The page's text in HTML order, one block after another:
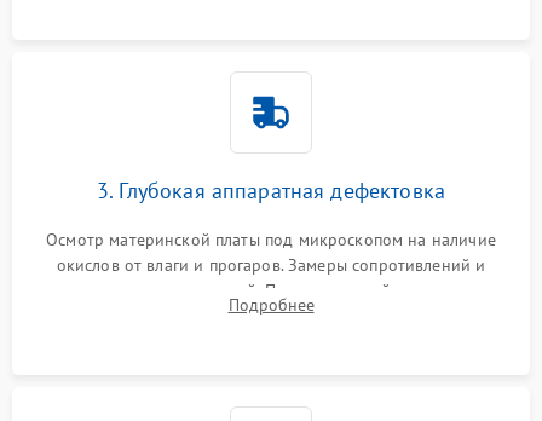
3. Глубокая аппаратная дефектовка
Осмотр материнской платы под микроскопом на наличие
окислов от влаги и прогаров. Замеры сопротивлений и
дежурных напряжений. Проверка цепей питания,
мультиконтроллера, процессора и видеочипа.
Подробнее